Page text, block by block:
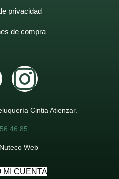
privacidad
de compra
Cintia Atienzar.
46 85
Web
MI CUENTA